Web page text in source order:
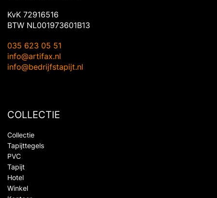
KvK 72916516
BTW NL001973601B13
035 623 05 51
info@artifax.nl
info@bedrijfstapijt.nl
COLLECTIE
Collectie
Tapijttegels
PVC
Tapijt
Hotel
Winkel